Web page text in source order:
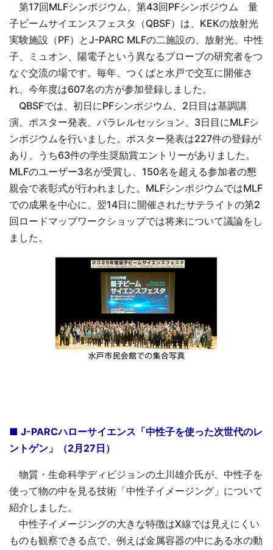
第17回MLFシンポジウム、第43回PFシンポジウム 量
子ビームサイエンスフェスタ（QBSF）は、KEKの放射光
実験施設（PF）とJ-PARC MLFの二施設の、放射光、中性
子、ミュオン、陽電子という異なるプローブの研究者をつ
なぐ交流の場です。毎年、つくばと水戸で交互に開催さ
れ、今年度は607名の方が参加登録しました。
QBSFでは、初日にPFシンポジウム、2日目は基調講
演、ポスター発表、パラレルセッション、3日目にMLFシ
ンポジウムを行いました。ポスター発表は227件の登録が
あり、うち63件の学生奨励賞エントリーがありました。
MLFのユーザー3名が受賞し、150名を超える参加者の懇
親会で表彰式が行われました。MLFシンポジウムではMLF
での成果を中心に、翌14日に開催されたサテライトの第2
回ロードマップワークショップでは将来について議論をし
ました。
■ J-PARCハローサイエンス「中性子を使った次世代のレ
ントゲン」（2月27日）
物質・生命科学ディビジョンの土川雄介氏が、中性子を
使って物の中を見る技術「中性子イメージング」について
紹介しました。
中性子イメージングの大きな特徴はX線では見えにくい
ものも観察できる点で、例えば金属容器の中にある水の動